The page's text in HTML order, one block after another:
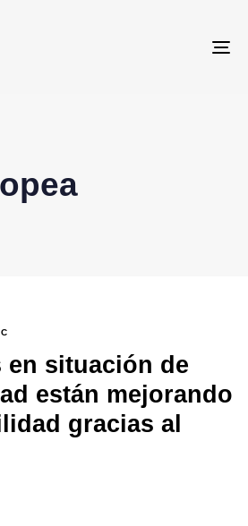
en situación de
están mejorando
gracias al